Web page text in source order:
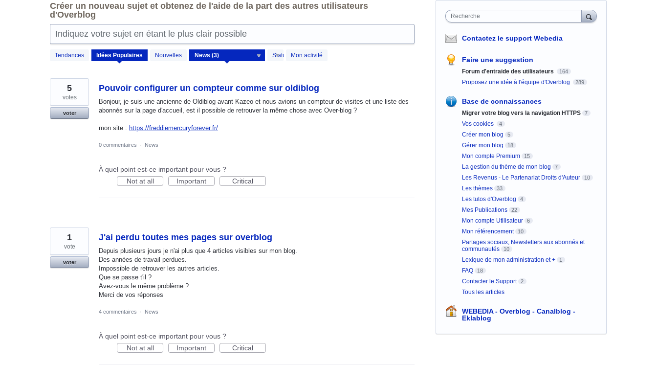
Créer un nouveau sujet et obtenez de l'aide de la part des autres utilisateurs
d'Overblog
Indiquez votre sujet en étant le plus clair possible
Tendances Idées Populaires Nouvelles Statut Mon activité
résultats
Pouvoir configurer un compteur comme sur oldiblog
Bonjour, je suis une ancienne de Oldiblog avant Kazeo et nous avions un compteur de visites et une liste des
abonnés sur la page d'accueil, est il possible de retrouver la même chose avec Over-blog ?
mon site : https://freddiemercuryforever.fr/
5
votes
voter
0 commentaires · News
À quel point est-ce important pour vous ?
Not at all
Important Critical
J'ai perdu toutes mes pages sur overblog
Depuis plusieurs jours je n'ai plus que 4 articles visibles sur mon blog.
Des années de travail perdues.
Impossible de retrouver les autres articles.
Que se passe t'il ?
Avez-vous le même problème ?
Merci de vos réponses
1
vote
voter
4 commentaires · News
À quel point est-ce important pour vous ?
Not at all
Important Critical
Recherche
Contactez le support Webedia
Faire une suggestion
Forum d'entraide des utilisateurs 164
Proposez une idée à l'équipe d'Overblog 289
Base de connaissances
Migrer votre blog vers la navigation HTTPS 7
Vos cookies 4
Créer mon blog 5
Gérer mon blog 18
Mon compte Premium 15
La gestion du thème de mon blog 7
Les Revenus - Le Partenariat Droits d'Auteur 10
Les thèmes 33
Les tutos d'Overblog 4
Mes Publications 22
Mon compte Utilisateur 6
Mon référencement 10
Partages sociaux, Newsletters aux abonnés et
communautés
10
Lexique de mon administration et + 1
FAQ 18
Contacter le Support 2
Tous les articles
WEBEDIA - Overblog - Canalblog -
Eklablog